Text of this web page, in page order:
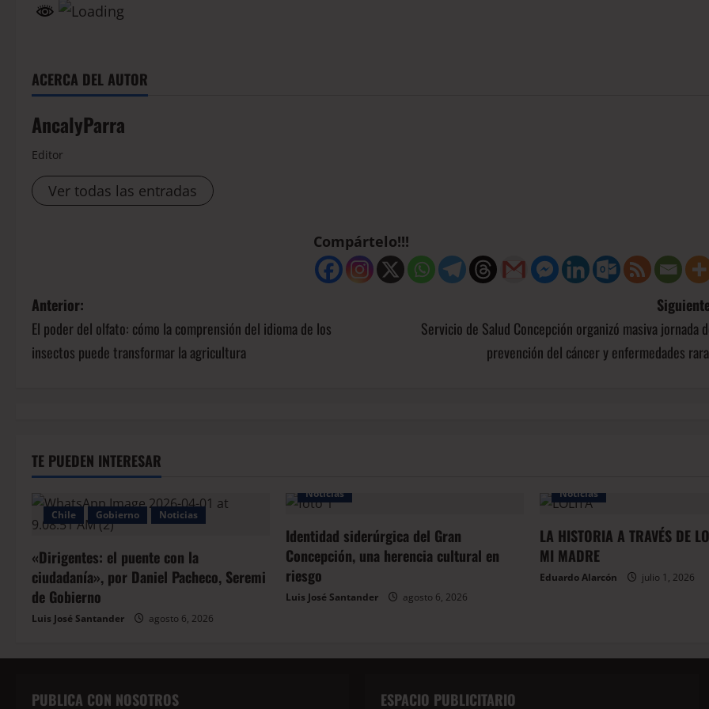
ACERCA DEL AUTOR
AncalyParra
Editor
Ver todas las entradas
Compártelo!!!
Anterior:
El poder del olfato: cómo la comprensión del idioma de los
insectos puede transformar la agricultura
Servicio de Salud Concepción organizó masiva jornada
prevención del cáncer y enfermedades
TE PUEDEN INTERESAR
Chile Gobierno Noticias
«Dirigentes: el puente con la
ciudadanía», por Daniel Pacheco, Seremi
de Gobierno
Luis José Santander agosto 6, 2026
Noticias
Identidad siderúrgica del Gran
Concepción, una herencia cultural en
riesgo
Luis José Santander agosto 6, 2026
Noticias
LA HISTORIA A TRAVÉS DE
MI MADRE
Eduardo Alarcón julio 1, 2026
PUBLICA CON NOSOTROS ESPACIO PUBLICITARIO